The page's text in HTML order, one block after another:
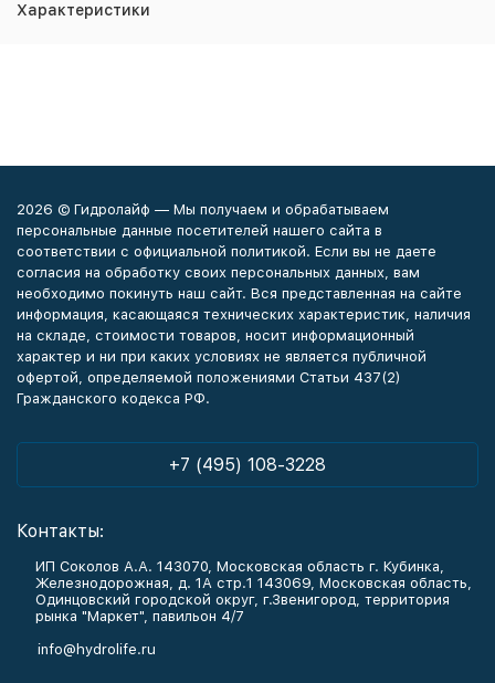
Характеристики
2026 © Гидролайф — Мы получаем и обрабатываем
персональные данные посетителей нашего сайта в
соответствии с официальной политикой. Если вы не даете
согласия на обработку своих персональных данных, вам
необходимо покинуть наш сайт. Вся представленная на сайте
информация, касающаяся технических характеристик, наличия
на складе, стоимости товаров, носит информационный
характер и ни при каких условиях не является публичной
офертой, определяемой положениями Статьи 437(2)
Гражданского кодекса РФ.
+7 (495) 108-3228
Контакты:
ИП Соколов А.А. 143070, Московская область г. Кубинка,
Железнодорожная, д. 1А стр.1 143069, Московская область,
Одинцовский городской округ, г.Звенигород, территория
рынка "Маркет", павильон 4/7
info@hydrolife.ru